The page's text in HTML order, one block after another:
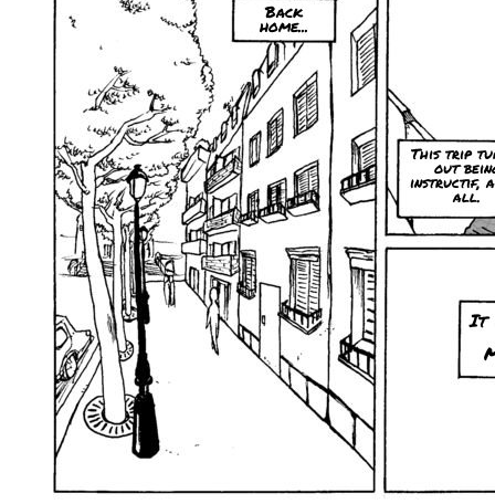
Back
home...
This trip
out
instructif,
all.
It